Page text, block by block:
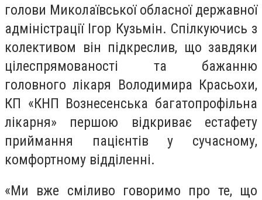
голови Миколаївської обласної державної
адміністрації Ігор Кузьмін. Спілкуючись з
колективом він підкреслив, що завдяки
цілеспрямованості та бажанню
головного лікаря Володимира Красьохи,
КП «КНП Вознесенська багатопрофільна
лікарня» першою відкриває естафету
приймання пацієнтів у сучасному,
комфортному відділенні.
«Ми вже сміливо говоримо про те, що